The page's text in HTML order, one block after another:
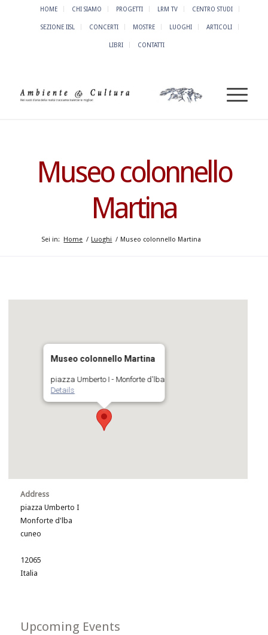
HOME CHI SIAMO PROGETTI LRM TV CENTRO STUDI
SEZIONE IISL CONCERTI MOSTRE LUOGHI ARTICOLI
LIBRI CONTATTI
Museo colonnello
Martina
Sei in: Home / Luoghi / Museo colonnello Martina
Museo colonnello Martina
piazza Umberto I - Monforte d'lba
Details
Address
piazza Umberto I
Monforte d'lba
cuneo
12065
Italia
Upcoming Events